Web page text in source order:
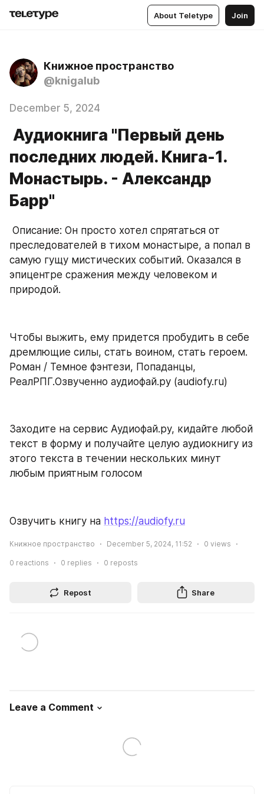
About Teletype Join
Книжное пространство
@knigalub
December 5, 2024
Аудиокнига "Первый день
последних людей. Книга-1.
Монастырь. - Александр
Барр"
преследователей в тихом монастыре, а попал в
самую гущу мистических событий. Оказался в
эпицентре сражения между человеком и
природой.
Чтобы выжить, ему придется пробудить в себе
дремлющие силы, стать воином, стать героем.
Роман / Темное фэнтези, Попаданцы,
РеалРПГ.Озвученно аудиофай.ру (audiofy.ru)
Заходите на сервис Аудиофай.ру, кидайте любой
текст в форму и получайте целую аудиокнигу из
этого текста в течении нескольких минут
любым приятным голосом
Озвучить книгу на https://audiofy.ru
Книжное пространство December 5, 2024, 11:52 0 views
0 reactions 0 replies 0 reposts
Repost Share
Leave a Comment